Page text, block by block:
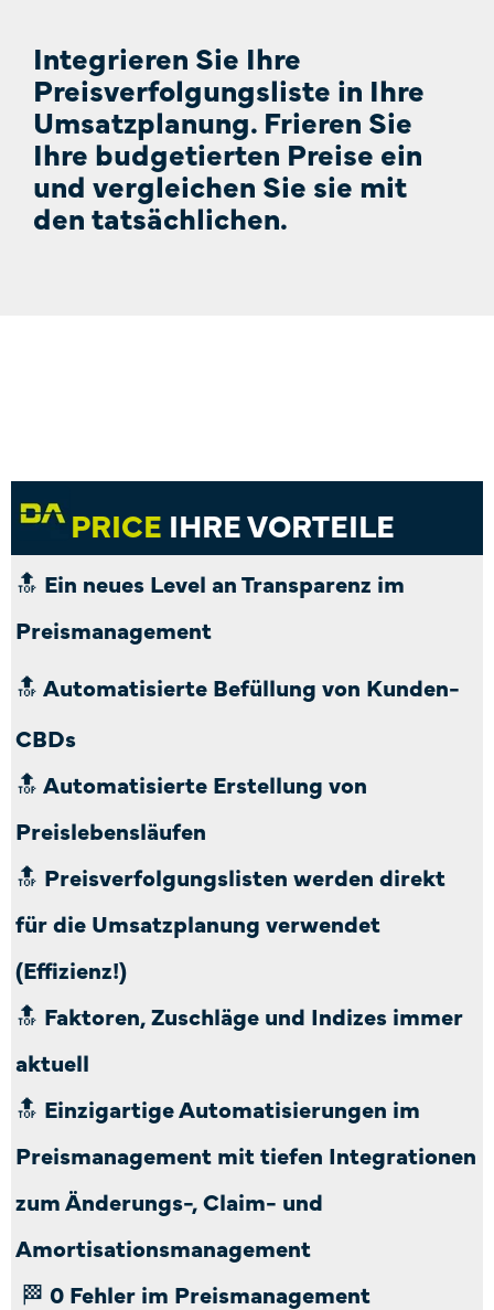
Integrieren Sie Ihre
Preisverfolgungsliste in Ihre
Umsatzplanung. Frieren Sie
Ihre budgetierten Preise ein
und vergleichen Sie sie mit
den tatsächlichen.
PRICE IHRE VORTEILE
🔝 Ein neues Level an Transparenz im
Preismanagement
🔝 Automatisierte Befüllung von Kunden-
CBDs
🔝 Automatisierte Erstellung von
Preislebensläufen
🔝 Preisverfolgungslisten werden direkt
für die Umsatzplanung verwendet
(Effizienz!)
🔝 Faktoren, Zuschläge und Indizes immer
aktuell
🔝 Einzigartige Automatisierungen im
Preismanagement mit tiefen Integrationen
zum Änderungs-, Claim- und
Amortisationsmanagement
🏁 0 Fehler im Preismanagement